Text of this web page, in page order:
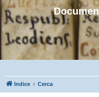
Indice Cerca